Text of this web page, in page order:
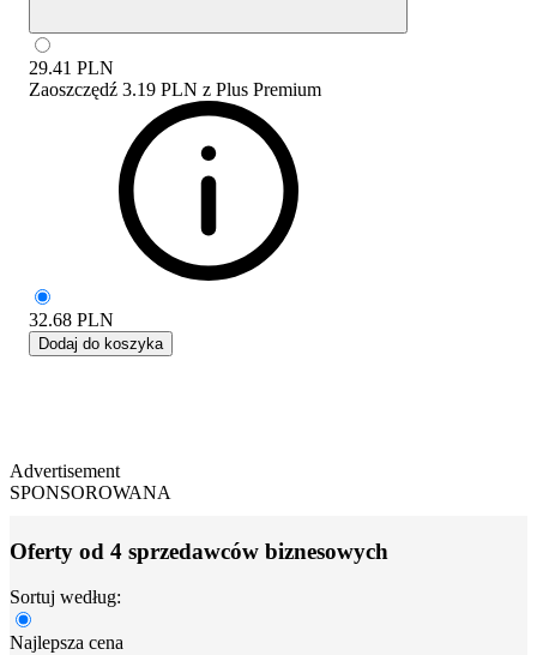
29.41 PLN
Zaoszczędź 3.19 PLN z Plus Premium
32.68 PLN
Dodaj do koszyka
Advertisement
SPONSOROWANA
Oferty od 4 sprzedawców biznesowych
Sortuj według:
Najlepsza cena